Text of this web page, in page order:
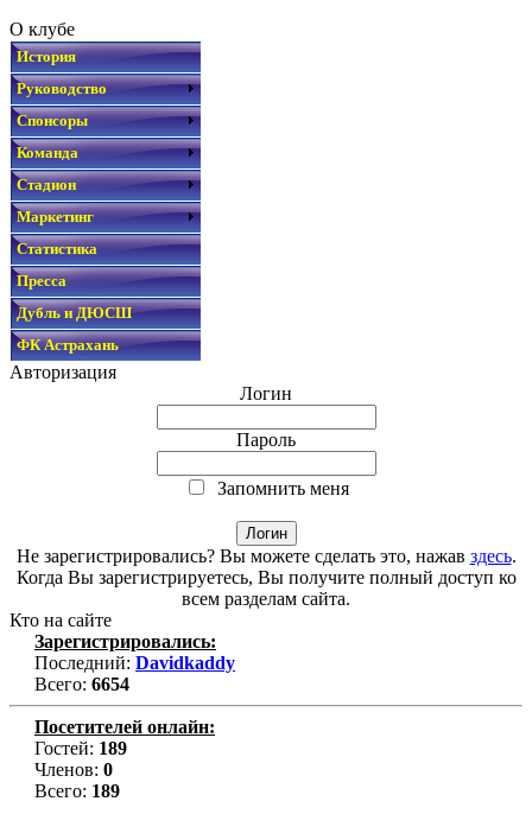
О клубе
История
Руководство
Спонсоры
Команда
Стадион
Маркетинг
Статистика
Пресса
Дубль и ДЮСШ
ФК Астрахань
Авторизация
Логин
Пароль
Запомнить меня
Не зарегистрировались? Вы можете сделать это, нажав здесь.
Когда Вы зарегистрируетесь, Вы получите полный доступ ко
всем разделам сайта.
Кто на сайте
Зарегистрировались:
Последний: Davidkaddy
Всего: 6654
Посетителей онлайн:
Гостей: 189
Членов: 0
Всего: 189